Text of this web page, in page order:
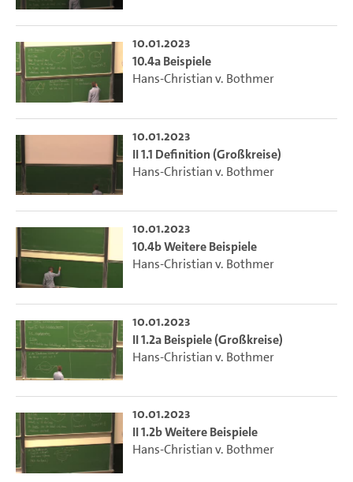
10.01.2023
10.4a Beispiele
Hans-Christian v. Bothmer
10.01.2023
II 1.1 Definition (Großkreise)
Hans-Christian v. Bothmer
10.01.2023
10.4b Weitere Beispiele
Hans-Christian v. Bothmer
10.01.2023
II 1.2a Beispiele (Großkreise)
Hans-Christian v. Bothmer
10.01.2023
II 1.2b Weitere Beispiele
Hans-Christian v. Bothmer